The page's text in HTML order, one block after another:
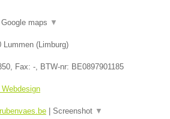
Google maps ▼
Lummen (Limburg)
, Fax: -, BTW-nr: BE0897901185
Webdesign
Screenshot ▼